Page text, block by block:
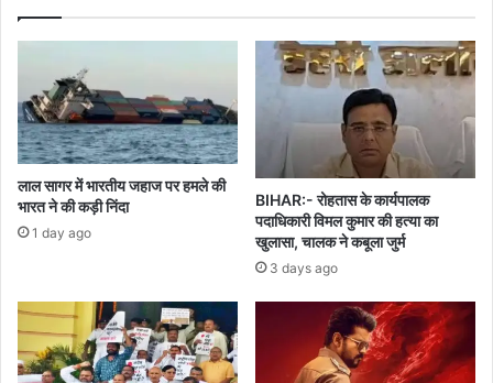
लाल सागर में भारतीय जहाज पर हमले की
भारत ने की कड़ी निंदा
1 day ago
BIHAR:- रोहतास के कार्यपालक
पदाधिकारी विमल कुमार की हत्या का
खुलासा, चालक ने कबूला जुर्म
3 days ago